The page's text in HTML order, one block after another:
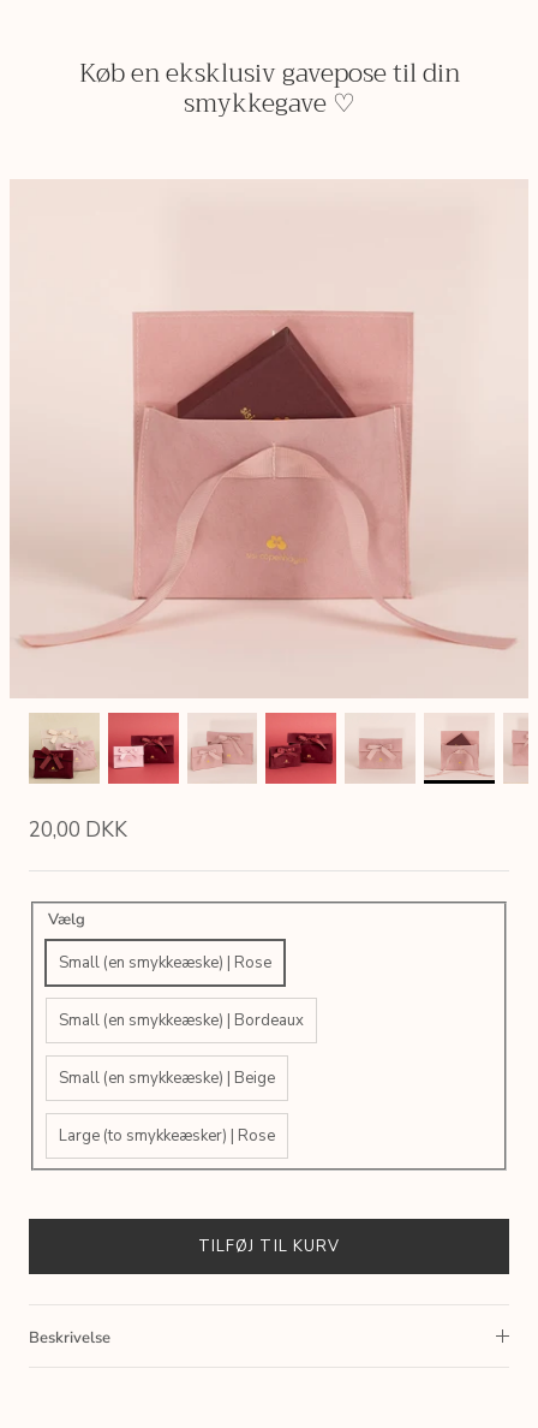
Køb en eksklusiv gavepose til din
smykkegave ♡
20,00 DKK
Vælg
Small (en smykkeæske) | Rose
Small (en smykkeæske) | Bordeaux
Small (en smykkeæske) | Beige
Large (to smykkeæsker) | Rose
TILFØJ TIL KURV
Beskrivelse